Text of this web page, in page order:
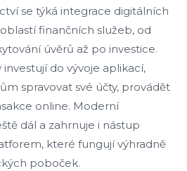
se týká integrace digitálních
finančních služeb, od
úvěrů až po investice.
investují do vývoje aplikací,
spravovat své účty, provádět
online. Moderní
dál a zahrnuje i nástup
které fungují výhradně
poboček.